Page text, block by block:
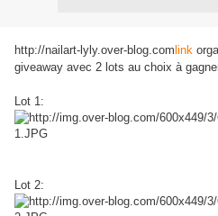
http://nailart-lyly.over-blog.com link
giveaway avec 2 lots au choix à
Lot 1:
Lot 2: